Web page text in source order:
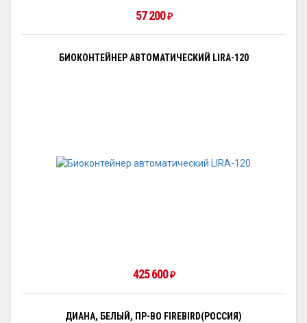
57 200₽
БИОКОНТЕЙНЕР АВТОМАТИЧЕСКИЙ LIRA-120
425 600₽
ДИАНА, БЕЛЫЙ, ПР-ВО FIREBIRD(РОССИЯ)